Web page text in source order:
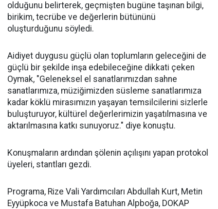
olduğunu belirterek, geçmişten bugüne taşınan bilgi,
birikim, tecrübe ve değerlerin bütününü
oluşturduğunu söyledi.
Aidiyet duygusu güçlü olan toplumların geleceğini de
güçlü bir şekilde inşa edebileceğine dikkati çeken
Oymak, "Geleneksel el sanatlarımızdan sahne
sanatlarımıza, müziğimizden süsleme sanatlarımıza
kadar köklü mirasımızın yaşayan temsilcilerini sizlerle
buluşturuyor, kültürel değerlerimizin yaşatılmasına ve
aktarılmasına katkı sunuyoruz." diye konuştu.
Konuşmaların ardından şölenin açılışını yapan protokol
üyeleri, stantları gezdi.
Programa, Rize Vali Yardımcıları Abdullah Kurt, Metin
Eyyüpkoca ve Mustafa Batuhan Alpboğa, DOKAP